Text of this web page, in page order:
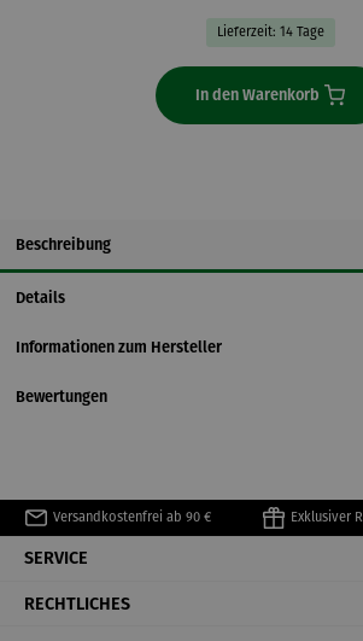
Lieferzeit: 14 Tage
In den Warenkorb
Beschreibung
Details
Informationen zum Hersteller
Bewertungen
Versandkostenfrei ab 90 € Exklusiver
SERVICE
RECHTLICHES